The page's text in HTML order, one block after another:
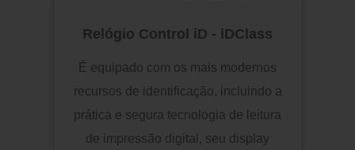
Relógio Control iD - iDClass
É equipado com os mais modernos
recursos de identificação, incluindo a
prática e segura tecnologia de leitura
de impressão digital, seu display